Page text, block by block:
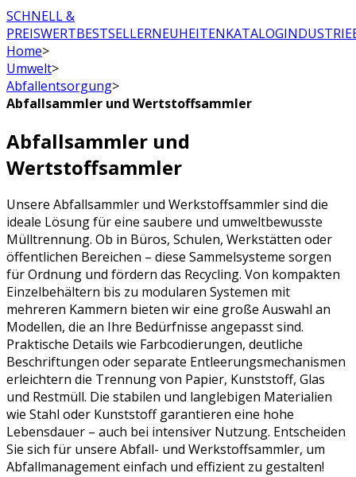
SCHNELL &
PREISWERTBESTSELLERNEUHEITENKATALOG
Home>
Umwelt>
Abfallentsorgung>
Abfallsammler und Wertstoffsammler
Abfallsammler und
Wertstoffsammler
Unsere Abfallsammler und Werkstoffsammler sind die
ideale Lösung für eine saubere und umweltbewusste
Mülltrennung. Ob in Büros, Schulen, Werkstätten oder
öffentlichen Bereichen – diese Sammelsysteme sorgen
für Ordnung und fördern das Recycling. Von kompakten
Einzelbehältern bis zu modularen Systemen mit
mehreren Kammern bieten wir eine große Auswahl an
Modellen, die an Ihre Bedürfnisse angepasst sind.
Praktische Details wie Farbcodierungen, deutliche
Beschriftungen oder separate Entleerungsmechanismen
erleichtern die Trennung von Papier, Kunststoff, Glas
und Restmüll. Die stabilen und langlebigen Materialien
wie Stahl oder Kunststoff garantieren eine hohe
Lebensdauer – auch bei intensiver Nutzung. Entscheiden
Sie sich für unsere Abfall- und Werkstoffsammler, um
Abfallmanagement einfach und effizient zu gestalten!